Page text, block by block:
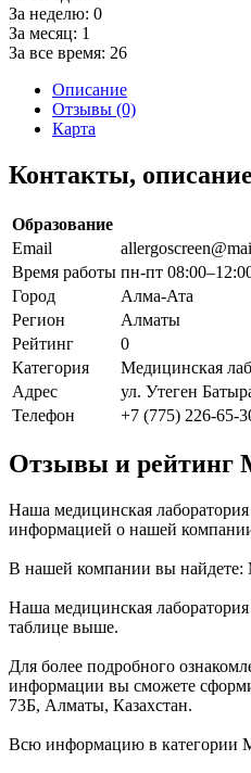
За неделю: 0
За месяц: 1
За все время: 26
Описание
Отзывы (0)
Карта
Контакты,
Образование
Email
Время работы пн-пт
Город
Алма-Ата
Регион
Алматы
Рейтинг
0
Категория
Медицинская
Адрес
ул. Утеген
Телефон
+7 (775) 226-65-
Отзывы и рейтинг
Наша медицинская
информацией о нашей
В нашей компании вы найдете:
Наша медицинская
таблице выше.
Для более подробного
информации вы сможете
73Б, Алматы, Казахстан.
Всю информацию в категории